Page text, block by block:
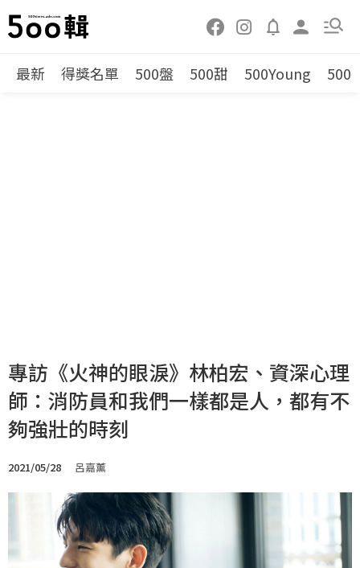
最新 得獎名單 500盤 500甜 500Young 500
專訪《火神的眼淚》林柏宏、資深心理
師：消防員和我們一樣都是人，都有不
夠強壯的時刻
2021/05/28 呂嘉薰